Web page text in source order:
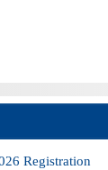
Registration